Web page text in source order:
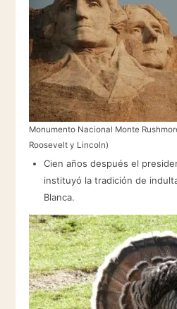
Monumento Nacional Monte
Roosevelt y Lincoln)
Cien años después el
instituyó la tradición de
Blanca.